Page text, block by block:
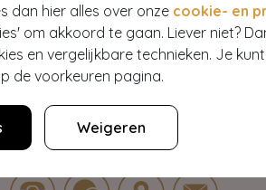
dan hier alles over onze cookie- en
om akkoord te gaan. Liever niet?
en vergelijkbare technieken. Je
de voorkeuren pagina.
Weigeren